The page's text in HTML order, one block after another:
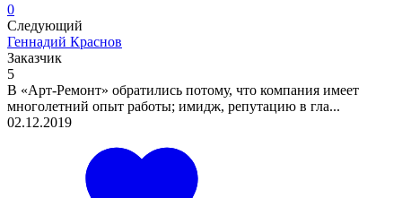
0
Следующий
Геннадий Краснов
Заказчик
5
В «Арт-Ремонт» обратились потому, что компания имеет
многолетний опыт работы; имидж, репутацию в гла...
02.12.2019